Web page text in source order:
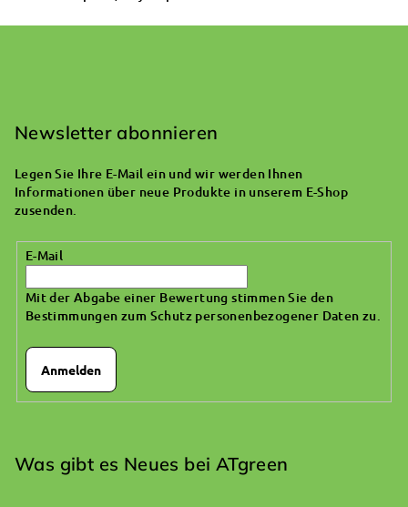
Newsletter abonnieren
Legen Sie Ihre E-Mail ein und wir werden Ihnen
Informationen über neue Produkte in unserem E-Shop
zusenden.
E-Mail
Mit der Abgabe einer Bewertung stimmen Sie den
Bestimmungen zum Schutz personenbezogener Daten zu
Anmelden
Was gibt es Neues bei ATgreen